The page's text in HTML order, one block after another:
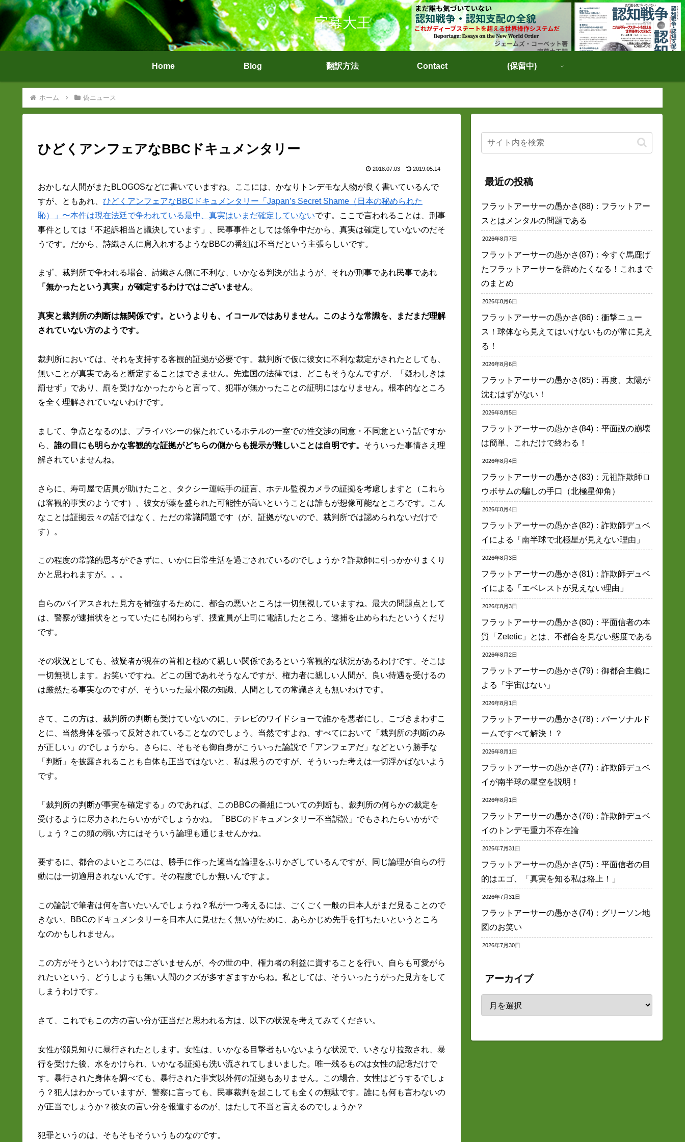
字幕大王
Home Blog 翻訳方法 Contact (保留中)
ホーム 偽ニュース
ひどくアンフェアなBBCドキュメンタリー
2018.07.03 2019.05.14
おかしな人間がまたBLOGOSなどに書いていますね。ここには、かなりトンデモな人物が良く書いているんで
すが、ともあれ、 ひどくアンフェアなBBCドキュメンタリー「Japan’s Secret Shame（日本の秘められた
恥）」〜本件は現在法廷で争われている最中、真実はいまだ確定していないです。ここで言われることは、刑事
事件としては「不起訴相当と議決しています」、民事事件としては係争中だから、真実は確定していないのだそ
うです。だから、詩織さんに肩入れするようなBBCの番組は不当だという主張らしいです。
まず、裁判所で争われる場合、詩織さん側に不利な、いかなる判決が出ようが、それが刑事であれ民事であれ
「無かったという真実」が確定するわけではございません。
真実と裁判所の判断は無関係です。というよりも、イコールではありません。このような常識を、まだまだ理解
されていない方のようです。
裁判所においては、それを支持する客観的証拠が必要です。裁判所で仮に彼女に不利な裁定がされたとしても、
無いことが真実であると断定することはできません。先進国の法律では、どこもそうなんですが、「疑わしきは
罰せず」であり、罰を受けなかったからと言って、犯罪が無かったことの証明にはなりません。根本的なところ
を全く理解されていないわけです。
まして、争点となるのは、プライバシーの保たれているホテルの一室での性交渉の同意・不同意という話ですか
ら、 誰の目にも明らかな客観的な証拠がどちらの側からも提示が難しいことは自明です。 そういった事情さえ理
解されていませんね。
さらに、寿司屋で店員が助けたこと、タクシー運転手の証言、ホテル監視カメラの証拠を考慮しますと（これら
は客観的事実のようです）、彼女が薬を盛られた可能性が高いということは誰もが想像可能なところです。こん
なことは証拠云々の話ではなく、ただの常識問題です（が、証拠がないので、裁判所では認められないだけで
す）。
この程度の常識的思考ができずに、いかに日常生活を過ごされているのでしょうか？詐欺師に引っかかりまくり
かと思われますが。。。
自らのバイアスされた見方を補強するために、都合の悪いところは一切無視していますね。最大の問題点として
は、警察が逮捕状をとっていたにも関わらず、捜査員が上司に電話したところ、逮捕を止められたというくだり
です。
その状況としても、被疑者が現在の首相と極めて親しい関係であるという客観的な状況があるわけです。そこは
一切無視します。お笑いですね。どこの国であれそうなんですが、権力者に親しい人間が、良い待遇を受けるの
は厳然たる事実なのですが、そういった最小限の知識、人間としての常識さえも無いわけです。
さて、この方は、裁判所の判断も受けていないのに、テレビのワイドショーで誰かを悪者にし、こづきまわすこ
とに、当然身体を張って反対されていることなのでしょう。当然ですよね、すべてにおいて「裁判所の判断のみ
が正しい」のでしょうから。さらに、そもそも御自身がこういった論説で「アンフェアだ」などという勝手な
「判断」を披露されることも自体も正当ではないと、私は思うのですが、そういった考えは一切浮かばないよう
です。
「裁判所の判断が事実を確定する」のであれば、このBBCの番組についての判断も、裁判所の何らかの裁定を
受けるように尽力されたらいかがでしょうかね。「BBCのドキュメンタリー不当訴訟」でもされたらいかがで
しょう？この頭の弱い方にはそういう論理も通じませんかね。
要するに、都合のよいところには、勝手に作った適当な論理をふりかざしているんですが、同じ論理が自らの行
動には一切適用されないんです。その程度でしか無いんですよ。
この論説で筆者は何を言いたいんでしょうね？私が一つ考えるには、ごくごく一般の日本人がまだ見ることので
きない、BBCのドキュメンタリーを日本人に見せたく無いがために、あらかじめ先手を打ちたいというところ
なのかもしれません。
この方がそうというわけではございませんが、今の世の中、権力者の利益に資することを行い、自らも可愛がら
れたいという、どうしようも無い人間のクズが多すぎますからね。私としては、そういったうがった見方をして
しまうわけです。
さて、これでもこの方の言い分が正当だと思われる方は、以下の状況を考えてみてください。
女性が顔見知りに暴行されたとします。女性は、いかなる目撃者もいないような状況で、いきなり拉致され、暴
行を受けた後、水をかけられ、いかなる証拠も洗い流されてしまいました。唯一残るものは女性の記憶だけで
す。暴行された身体を調べても、暴行された事実以外何の証拠もありません。この場合、女性はどうするでしょ
う？犯人はわかっていますが、警察に言っても、民事裁判を起こしても全くの無駄です。誰にも何も言わないの
が正当でしょうか？彼女の言い分を報道するのが、はたして不当と言えるのでしょうか？
犯罪というのは、そもそもそういうものなのです。
最近の投稿
フラットアーサーの愚かさ(88)：フラットアー
スとはメンタルの問題である
2026年8月7日
フラットアーサーの愚かさ(87)：今すぐ馬鹿げ
たフラットアーサーを辞めたくなる！これまで
のまとめ
2026年8月6日
フラットアーサーの愚かさ(86)：衝撃ニュー
ス！球体なら見えてはいけないものが常に見え
る！
2026年8月6日
フラットアーサーの愚かさ(85)：再度、太陽が
沈むはずがない！
2026年8月5日
フラットアーサーの愚かさ(84)：平面説の崩壊
は簡単、これだけで終わる！
2026年8月4日
フラットアーサーの愚かさ(83)：元祖詐欺師ロ
ウボサムの騙しの手口（北極星仰角）
2026年8月4日
フラットアーサーの愚かさ(82)：詐欺師デュベ
イによる「南半球で北極星が見えない理由」
2026年8月3日
フラットアーサーの愚かさ(81)：詐欺師デュベ
イによる「エベレストが見えない理由」
2026年8月3日
フラットアーサーの愚かさ(80)：平面信者の本
質「Zetetic」とは、不都合を見ない態度である
2026年8月2日
フラットアーサーの愚かさ(79)：御都合主義に
よる「宇宙はない」
2026年8月1日
フラットアーサーの愚かさ(78)：パーソナルド
ームですべて解決！？
2026年8月1日
フラットアーサーの愚かさ(77)：詐欺師デュベ
イが南半球の星空を説明！
2026年8月1日
フラットアーサーの愚かさ(76)：詐欺師デュベ
イのトンデモ重力不存在論
2026年7月31日
フラットアーサーの愚かさ(75)：平面信者の目
的はエゴ、「真実を知る私は格上！」
2026年7月31日
フラットアーサーの愚かさ(74)：グリーソン地
図のお笑い
2026年7月30日
アーカイブ